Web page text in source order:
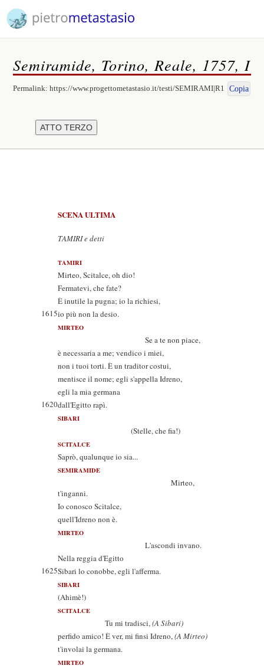
Semiramide, Torino, Reale, 1757, I
Permalink:https://www.progettometastasio.it/testi/SEMIRAMI|R1 Copia
SCENA ULTIMA
TAMIRI e detti
TAMIRI
Mirteo, Scitalce, oh dio!
Fermatevi, che fate?
È inutile la pugna; io la richiesi,
1615io più non la desio.
MIRTEO
Se a te non piace,
è necessaria a me; vendico i miei,
non i tuoi torti. È un traditor costui,
mentisce il nome; egli s'appella Idreno,
egli la mia germana
1620dall'Egitto rapì.
SIBARI
(Stelle, che fia!)
SCITALCE
Saprò, qualunque io sia...
SEMIRAMIDE
Mirteo,
t'inganni.
Io conosco Scitalce,
quell'Idreno non è.
MIRTEO
L'ascondi invano.
Nella reggia d'Egitto
1625Sibari lo conobbe, egli l'afferma.
SIBARI
(Ahimè!)
SCITALCE
Tu mi tradisci,(A Sibari)
perfido amico! È ver, mi finsi Idreno,(A Mirteo)
t'involai la germana.
MIRTEO